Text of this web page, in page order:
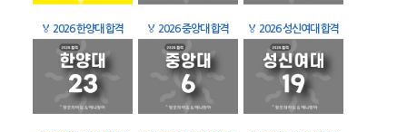
🏅 2026 한양대 합격 🏅 2026 중앙대 합격 🏅 2026 성신여대 합격